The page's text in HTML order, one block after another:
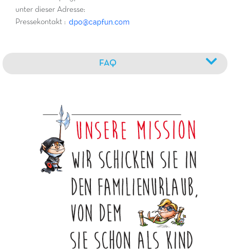
unter dieser Adresse:
Pressekontakt :
FAQ